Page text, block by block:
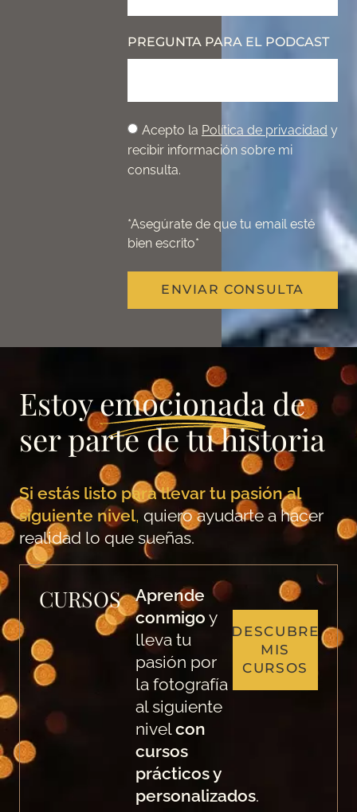
PREGUNTA PARA EL PODCAST
Acepto la Política de privacidad y
recibir información sobre mi
consulta.
*Asegúrate de que tu email esté
bien escrito*
ENVIAR CONSULTA
Estoyemocionadade
ser parte de tu historia
Si estás listo para llevar tu pasión al
siguiente nivel, quiero ayudarte a hacer
realidad lo que sueñas.
CURSOS
Aprende
conmigo y
lleva tu
pasión por
la fotografía
al siguiente
nivelcon
cursos
prácticos y
personalizados.
DESCUBRE
MIS
CURSOS